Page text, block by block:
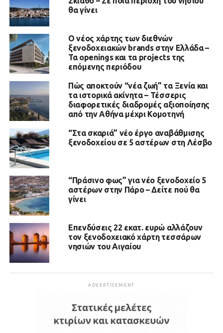
θα γίνει
Ο νέος χάρτης των διεθνών
ξενοδοχειακών brands στην Ελλάδα –
Τα openings και τα projects της
επόμενης περιόδου
Πώς αποκτούν “νέα ζωή” τα Ξενία και
τα ιστορικά ακίνητα – Τέσσερις
διαφορετικές διαδρομές αξιοποίησης
από την Αθήνα μέχρι Κομοτηνή
“Στα σκαριά” νέο έργο αναβάθμισης
ξενοδοχείου σε 5 αστέρων στη Λέσβο
“Πράσινο φως” για νέο ξενοδοχείο 5
αστέρων στην Πάρο – Δείτε πού θα
γίνει
Επενδύσεις 22 εκατ. ευρώ αλλάζουν
τον ξενοδοχειακό χάρτη τεσσάρων
νησιών του Αιγαίου
ADVERTISEMENT